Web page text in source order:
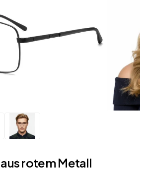
rotem Metall